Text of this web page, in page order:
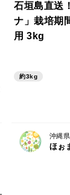
石垣島直送
ナ」栽培期
用 3kg
約3kg
沖縄
ほぉ